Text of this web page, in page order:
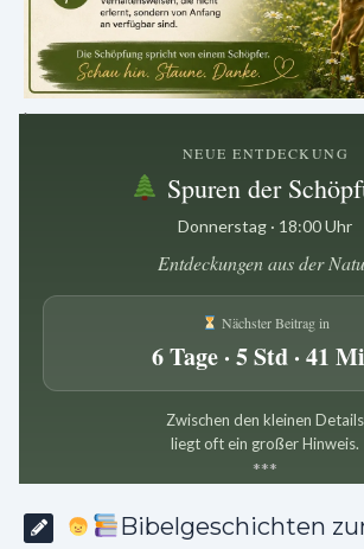
.
NEUE ENTDECKUNG
Spuren der
Donnerstag · 18:00 Uhr
Entdeckungen aus der
Nächster Beitrag in
6 Tage · 5 Std · 41
Zwischen den kleinen Details
liegt oft ein großer Hinweis.
***
Bibelgeschichten